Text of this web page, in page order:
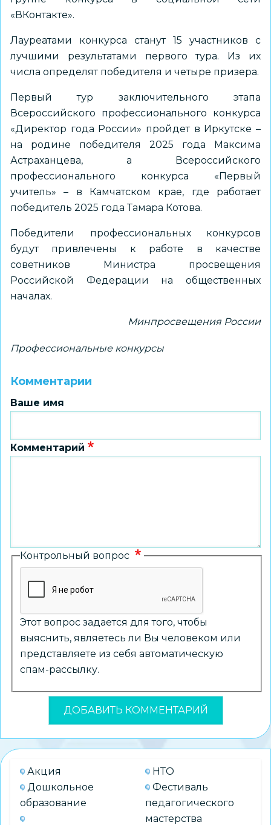
«ВКонтакте».
Лауреатами конкурса станут 15 участников с
лучшими результатами первого тура. Из их
числа определят победителя и четыре призера.
Первый тур заключительного этапа
Всероссийского профессионального конкурса
«Директор года России» пройдет в Иркутске –
на родине победителя 2025 года Максима
Астраханцева, а Всероссийского
профессионального конкурса «Первый
учитель» – в Камчатском крае, где работает
победитель 2025 года Тамара Котова.
Победители профессиональных конкурсов
будут привлечены к работе в качестве
советников Министра просвещения
Российской Федерации на общественных
началах.
Минпросвещения России
Профессиональные конкурсы
Комментарии
Ваше имя
Комментарий
Контрольный вопрос
Этот вопрос задается для того, чтобы
выяснить, являетесь ли Вы человеком или
представляете из себя автоматическую
спам-рассылку.
Акция
Дошкольное
образование
НТО
Фестиваль
педагогического
мастерства